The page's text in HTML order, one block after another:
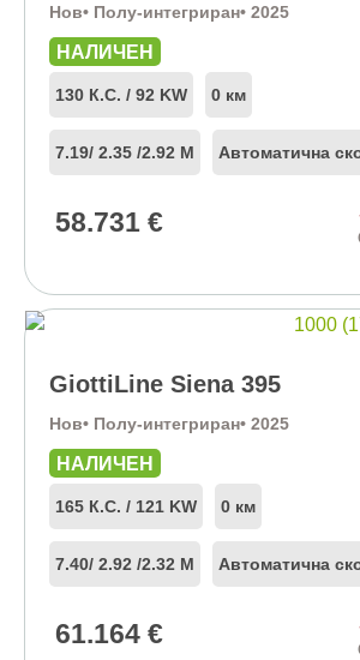
Нов• Полу-интегриран• 2025
НАЛИЧЕН
130 К.С. / 92 KW 0 км
7.19/ 2.35 /2.92 М Автоматична
58.731 €
GiottiLine Siena 395
Нов• Полу-интегриран• 2025
НАЛИЧЕН
165 К.С. / 121 KW 0 км
7.40/ 2.92 /2.32 М Автоматична
61.164 €